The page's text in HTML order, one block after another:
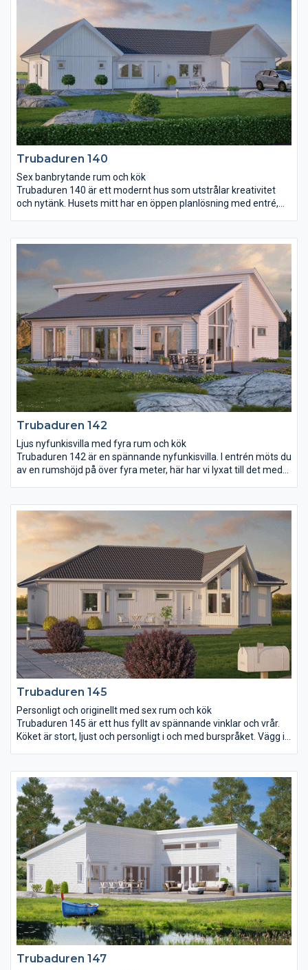
skjutdörrsgarderob och klädkammare. I andra änden av huset
ligger ytterligare två sovrum, badrum och allrum.
Trubaduren 140
Sex banbrytande rum och kök
Trubaduren 140 är ett modernt hus som utstrålar kreativitet
och nytänk. Husets mitt har en öppen planlösning med entré,
Trubaduren 140 har två naturliga delar: en för vuxna och en där
barnen kan husera lite för sig själva. Vuxendelen består av ett
stort sovrum med två (!) klädkammare, ett badrum samt ett
arbetsrum som med fördel också kan fungera som
barnkammare.
Trubaduren 142
Ljus nyfunkisvilla med fyra rum och kök
Trubaduren 142 är en spännande nyfunkisvilla. I entrén möts du
av en rumshöjd på över fyra meter, här har vi lyxat till det med
volymskapande snedtak som breder ut sig över hela rummet.
Här har du ljusinsläpp från fyra håll med takfönstren inräknade.
Från köksön har du full uppsikt över övriga rummet och även ut
i trädgården när du lagar mat.
Trubaduren 145
Personligt och originellt med sex rum och kök
Trubaduren 145 är ett hus fyllt av spännande vinklar och vrår.
Köket är stort, ljust och personligt i och med burspråket. Vägg i
De tre sovrummen ligger samlade i ena delen av huset. Här
finns också ett extra stort badrum med möjlighet till både
dusch och badkar. I det största sovrummet finns ytterligare ett
burspråk som ger plats åt en skön lounge.
Trubaduren 147